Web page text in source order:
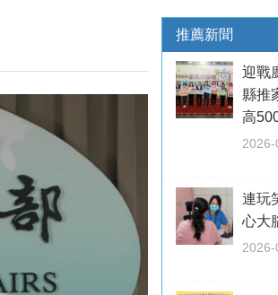
推薦新聞
迎戰
縣推
高
連玩
心大